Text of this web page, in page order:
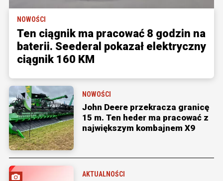
NOWOŚCI
Ten ciągnik ma pracować 8 godzin na
baterii. Seederal pokazał elektryczny
ciągnik 160 KM
NOWOŚCI
John Deere przekracza granicę
15 m. Ten heder ma pracować z
największym kombajnem X9
AKTUALNOŚCI